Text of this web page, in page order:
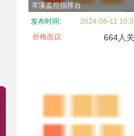
岑溪监控指挥台
发布时间:
2024-06-11
价格面议
664人